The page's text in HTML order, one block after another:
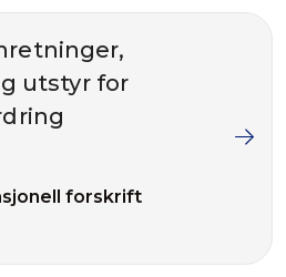
utstyr for
forskrift